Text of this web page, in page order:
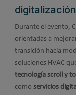
Durante el evento,
orientadas a
transición hacia
soluciones HVAC
tecnología scroll y
como servicios